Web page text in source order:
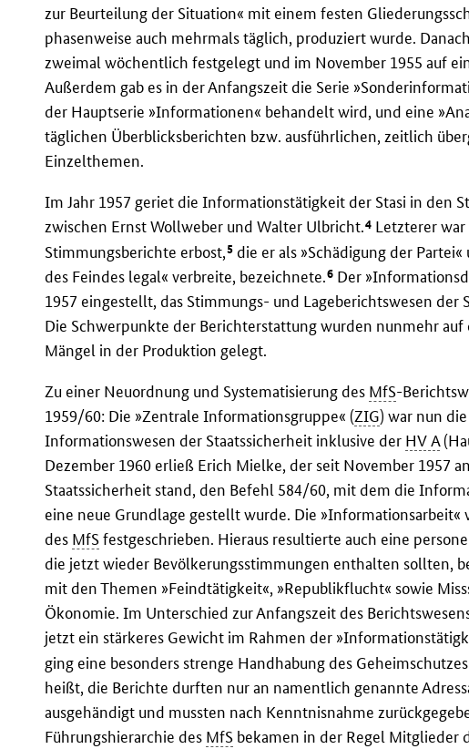
zur Beurteilung der Situation« mit einem festen
phasenweise auch mehrmals täglich, produziert wurde.
zweimal wöchentlich festgelegt und im November 1955 auf
Außerdem gab es in der Anfangszeit die Serie
der Hauptserie »Informationen« behandelt wird, und eine
täglichen Überblicksberichten bzw. ausführlichen, zeitlich
Einzelthemen.
Im Jahr 1957 geriet die Informationstätigkeit der Stasi in den
zwischen Ernst Wollweber und Walter Ulbricht.4 Letzterer war
Stimmungsberichte erbost,5 die er als »Schädigung der
des Feindes legal« verbreite, bezeichnete.6 Der
1957 eingestellt, das Stimmungs- und Lageberichtswesen der
Die Schwerpunkte der Berichterstattung wurden nunmehr
Mängel in der Produktion gelegt.
Zu einer Neuordnung und Systematisierung des MfS-
1959/60: Die »Zentrale Informationsgruppe« (ZIG) war nun
Informationswesen der Staatssicherheit inklusive der HV A
Dezember 1960 erließ Erich Mielke, der seit November 1957
Staatssicherheit stand, den Befehl 584/60, mit dem die
eine neue Grundlage gestellt wurde. Die »Informationsarbeit«
des MfSfestgeschrieben. Hieraus resultierte auch eine
die jetzt wieder Bevölkerungsstimmungen enthalten sollten,
mit den Themen »Feindtätigkeit«, »Republikflucht« sowie
Ökonomie. Im Unterschied zur Anfangszeit des
jetzt ein stärkeres Gewicht im Rahmen der
ging eine besonders strenge Handhabung des
heißt, die Berichte durften nur an namentlich genannte
ausgehändigt und mussten nach Kenntnisnahme
Führungshierarchie des MfS bekamen in der Regel Mitglieder